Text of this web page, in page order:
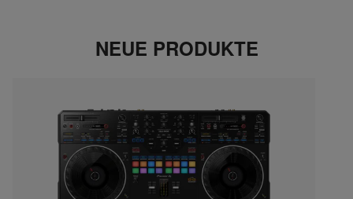
NEUE PRODUKTE